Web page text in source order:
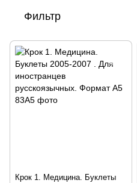
Фильтр
Крок 1. Медицина. Буклеты